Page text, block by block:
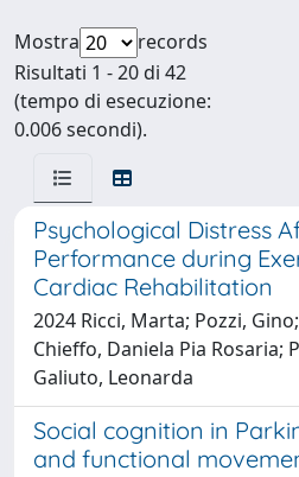
Mostra
records
Risultati 1 - 20 di 42
(tempo di esecuzione:
0.006 secondi).
Psychological Distress
Performance during
Cardiac Rehabilitation
2024 Ricci, Marta; Pozzi,
Chieffo, Daniela Pia Rosaria;
Galiuto, Leonarda
Social cognition in
and functional